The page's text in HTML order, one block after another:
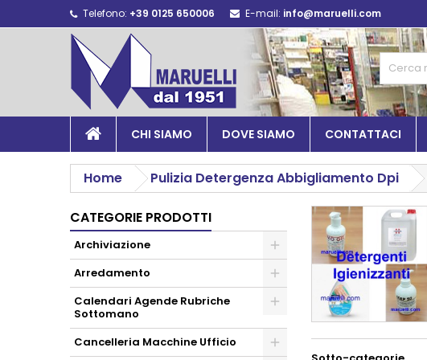
Telefono: +39 0125 650006 E-mail: info@maruelli.com
CHI SIAMO DOVE SIAMO CONTATTACI
Home Pulizia Detergenza Abbigliamento Dpi
CATEGORIE PRODOTTI
Archiviazione
Arredamento
Calendari Agende Rubriche
Sottomano
Cancelleria Macchine Ufficio